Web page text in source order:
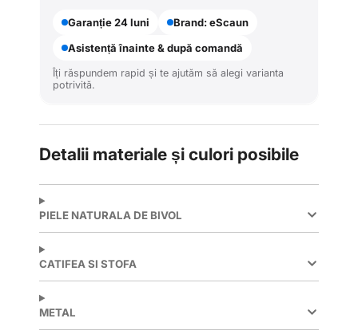
Garanție 24 luni
Brand: eScaun
Asistență înainte & după comandă
Îți răspundem rapid și te ajutăm să alegi varianta
potrivită.
Detalii materiale și culori posibile
PIELE NATURALA DE BIVOL
CATIFEA SI STOFA
METAL